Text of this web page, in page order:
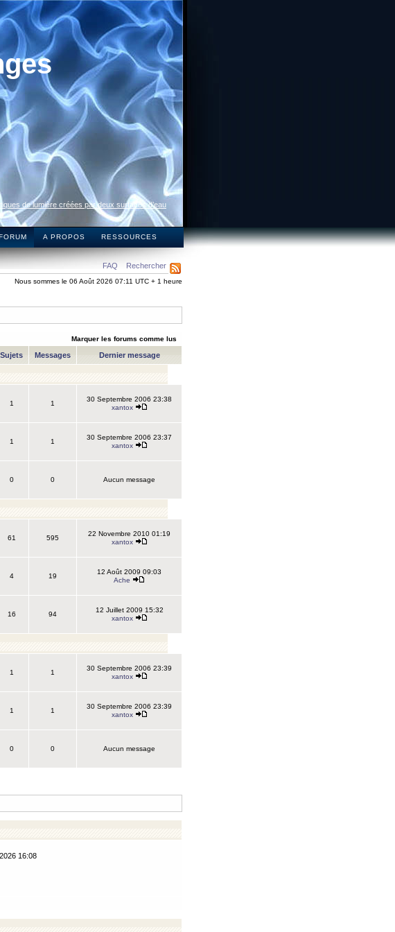
de lumière créées par deux surfaces d’eau
A PROPOS RESSOURCES
FAQ Rechercher
Nous sommes le 06 Août 2026 07:11 UTC + 1 heure
Marquer les forums comme lus
Sujets Messages Dernier message
1 1
30 Septembre 2006 23:38
xantox
1 1
30 Septembre 2006 23:37
xantox
0 0 Aucun message
61 595
22 Novembre 2010 01:19
xantox
4 19
12 Août 2009 09:03
Ache
16 94
12 Juillet 2009 15:32
xantox
1 1
30 Septembre 2006 23:39
xantox
1 1
30 Septembre 2006 23:39
xantox
0 0 Aucun message
16:08